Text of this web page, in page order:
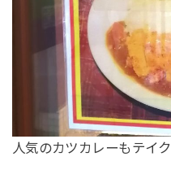
人気のカツカレーもテイ